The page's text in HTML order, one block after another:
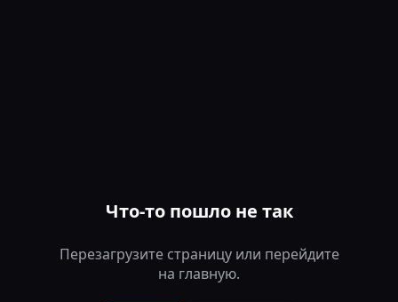
Что-то пошло не так
Перезагрузите страницу или перейдите
на главную.